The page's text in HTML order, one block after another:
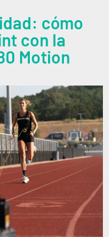
cómo
con la
Motion